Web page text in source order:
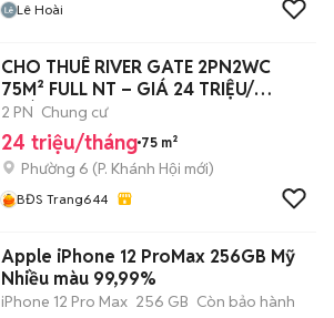
Lê Hoài
CHO THUÊ RIVER GATE 2PN2WC
75M² FULL NT – GIÁ 24 TRIỆU/
THÁNG
2 PN Chung cư
24 triệu/tháng 75 m²
Phường 6 (P. Khánh Hội mới)
BĐS Trang644
Apple iPhone 12 ProMax 256GB Mỹ
Nhiều màu 99,99%
iPhone 12 Pro Max 256 GB Còn bảo hành